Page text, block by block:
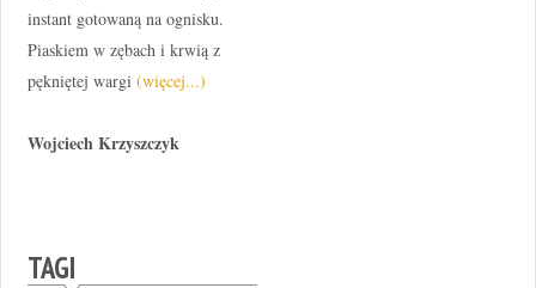
instant gotowaną na ognisku.
Piaskiem w zębach i krwią z
pękniętej wargi (więcej...)
Wojciech Krzyszczyk
TAGI